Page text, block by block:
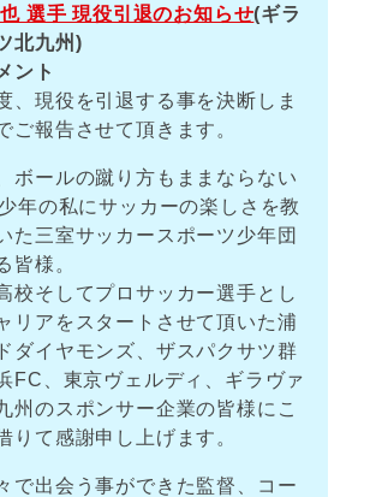
選手 現役引退のお知らせ(ギラ
北九州)
ント
、現役を引退する事を決断しま
ご報告させて頂きます。
ボールの蹴り方もままならない
年の私にサッカーの楽しさを教
た三室サッカースポーツ少年団
皆様。
校そしてプロサッカー選手とし
リアをスタートさせて頂いた浦
ダイヤモンズ、ザスパクサツ群
FC、東京ヴェルディ、ギラヴァ
州のスポンサー企業の皆様にこ
りて感謝申し上げます。
で出会う事ができた監督、コー